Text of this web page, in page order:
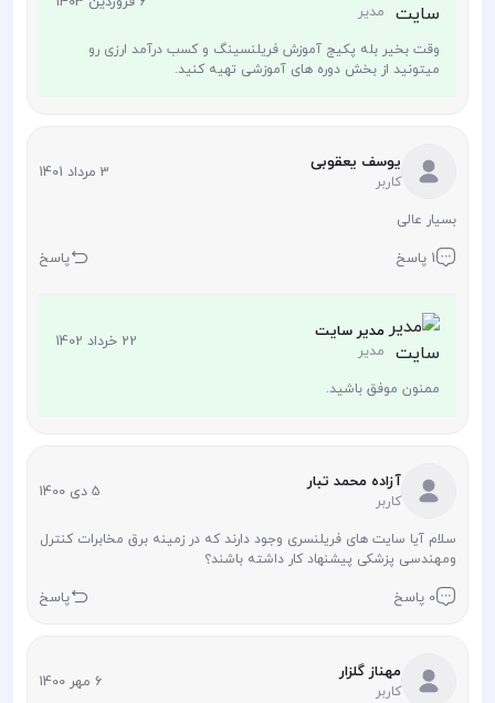
مدیر
وقت بخیر بله پکیج آموزش فریلنسینگ و کسب درآمد ارزی رو
میتونید از بخش دوره های آموزشی تهیه کنید.
یوسف یعقوبی
کاربر 3 مرداد 1401
بسیار عالی
1 پاسخ پاسخ
مدیر سایت
مدیر 22 خرداد 1402
ممنون موفق باشید.
آزاده محمد تبار
کاربر 5 دی 1400
سلام آیا سایت های فریلنسری وجود دارند که در زمینه برق مخابرات کنترل
ومهندسی پزشکی پیشنهاد کار داشته باشند؟
0 پاسخ پاسخ
مهناز گلزار
کاربر 6 مهر 1400